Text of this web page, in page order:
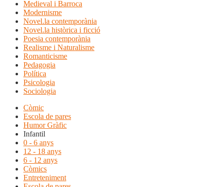
Medieval i Barroca
Modernisme
Novel.la contemporània
Novel.la històrica i ficció
Poesia contemporània
Realisme i Naturalisme
Romanticisme
Pedagogia
Política
Psicologia
Sociologia
Còmic
Escola de pares
Humor Gràfic
Infantil
0 - 6 anys
12 - 18 anys
6 - 12 anys
Còmics
Entreteniment